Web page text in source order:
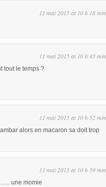
11 mai 2015 at 10 h 18 min
11 mai 2015 at 10 h 43 min
tout le temps ?
11 mai 2015 at 10 h 52 min
alors en macaron sa doit trop
11 mai 2015 at 10 h 59 min
une momie